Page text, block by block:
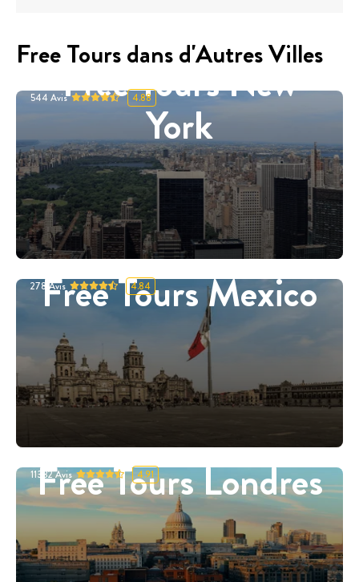
Free Tours dans d'Autres Villes
Free Tours New
York
544 Avis 4.88
Free Tours Mexico
278 Avis 4.84
Free Tours Londres
11332Avis 4.91